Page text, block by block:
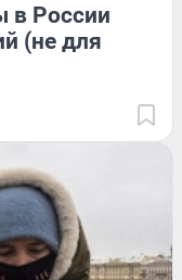
в России
(не для